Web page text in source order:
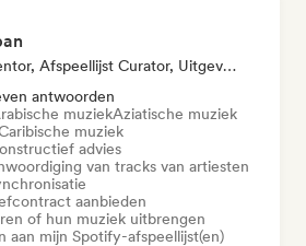
Label, Mentor, Afspeellijst Curator, Uitgever, Sync Supervisor
antwoorden
muziekAziatische muziek
muziek
advies
van tracks van artiesten
aanbieden
of hun muziek uitbrengen
aan mijn Spotify-afspeellijst(en)